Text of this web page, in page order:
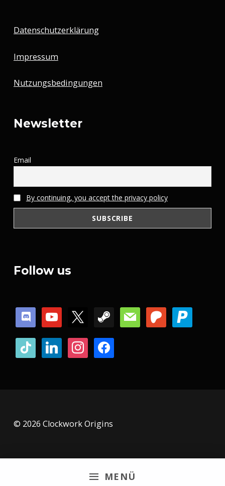
MENÜ
Datenschutzerklärung
Impressum
Nutzungsbedingungen
Newsletter
Email
By continuing, you accept the privacy policy
Follow us
discordyoutube mail patreonpaypal
tiktok linkedininstagramfacebook
© 2026 Clockwork Origins